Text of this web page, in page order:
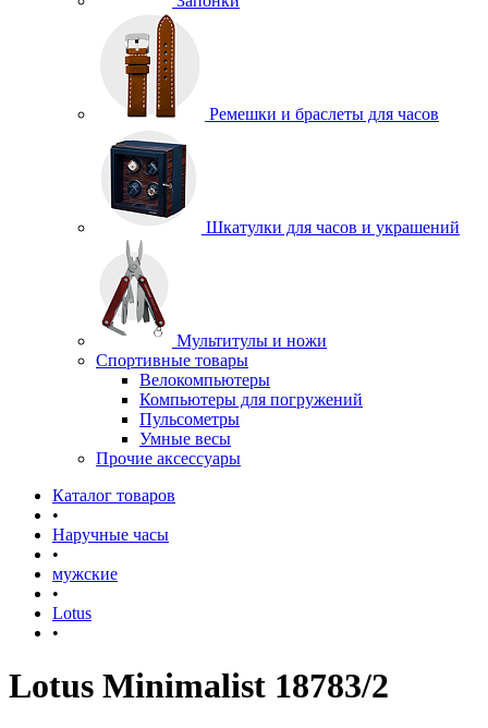
Ремешки и браслеты для часов
Шкатулки для часов и украшений
Мультитулы и ножи
Спортивные товары
Велокомпьютеры
Компьютеры для погружений
Пульсометры
Умные весы
Прочие аксессуары
Каталог товаров
•
Наручные часы
•
мужские
•
Lotus
•
Lotus Minimalist 18783/2